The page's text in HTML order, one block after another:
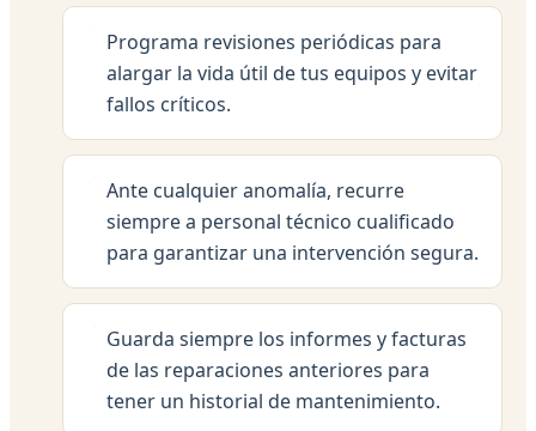
Programa revisiones periódicas para
alargar la vida útil de tus equipos y evitar
fallos críticos.
Ante cualquier anomalía, recurre
siempre a personal técnico cualificado
para garantizar una intervención segura.
Guarda siempre los informes y facturas
de las reparaciones anteriores para
tener un historial de mantenimiento.